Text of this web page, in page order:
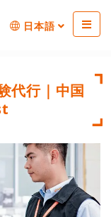
日本語
代行｜中国